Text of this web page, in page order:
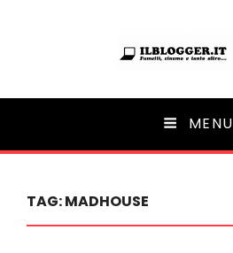
Ilblogger.it
Il portalino di blog | MENU
TAG:MADHOUSE